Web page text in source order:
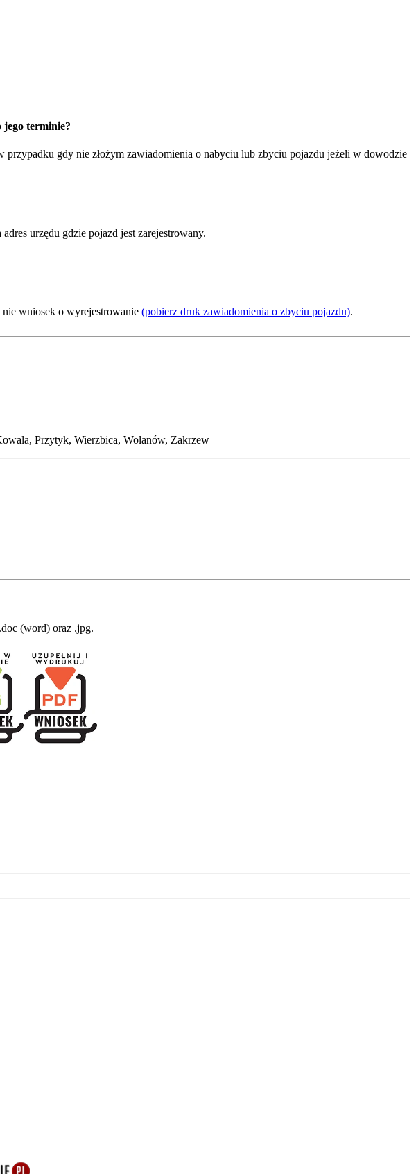
jego terminie?
gdy nie złożym zawiadomienia o nabyciu lub zbyciu pojazdu jeżeli w dowodzie
urzędu gdzie pojazd jest zarejestrowany.
wniosek o wyrejestrowanie (pobierz druk zawiadomienia o zbyciu pojazdu).
Przytyk, Wierzbica, Wolanów, Zakrzew
(word) oraz .jpg.